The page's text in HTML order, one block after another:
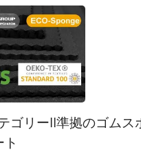
ゴリーII準拠のゴムス